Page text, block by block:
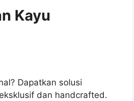
Kayu
Dapatkan solusi
dan handcrafted.